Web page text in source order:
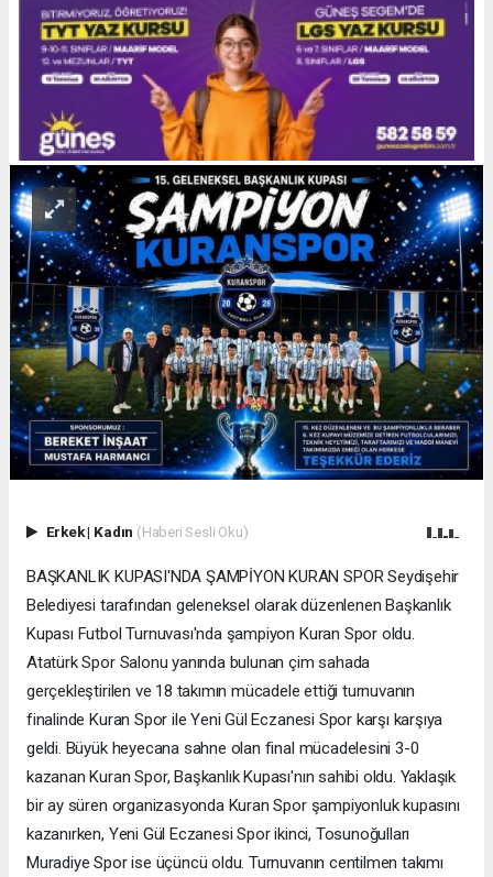
Erkek| Kadın (Haberi Sesli Oku)
BAŞKANLIK KUPASI'NDA ŞAMPİYON KURAN SPOR Seydişehir
Belediyesi tarafından geleneksel olarak düzenlenen Başkanlık
Kupası Futbol Turnuvası'nda şampiyon Kuran Spor oldu.
Atatürk Spor Salonu yanında bulunan çim sahada
gerçekleştirilen ve 18 takımın mücadele ettiği turnuvanın
finalinde Kuran Spor ile Yeni Gül Eczanesi Spor karşı karşıya
geldi. Büyük heyecana sahne olan final mücadelesini 3-0
kazanan Kuran Spor, Başkanlık Kupası'nın sahibi oldu. Yaklaşık
bir ay süren organizasyonda Kuran Spor şampiyonluk kupasını
kazanırken, Yeni Gül Eczanesi Spor ikinci, Tosunoğulları
Muradiye Spor ise üçüncü oldu. Turnuvanın centilmen takımı